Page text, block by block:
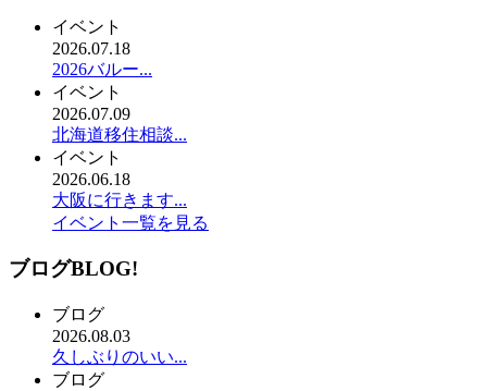
イベント
2026.07.18
2026バルー...
イベント
2026.07.09
北海道移住相談...
イベント
2026.06.18
大阪に行きます...
イベント一覧を見る
ブログBLOG!
ブログ
2026.08.03
久しぶりのいい...
ブログ